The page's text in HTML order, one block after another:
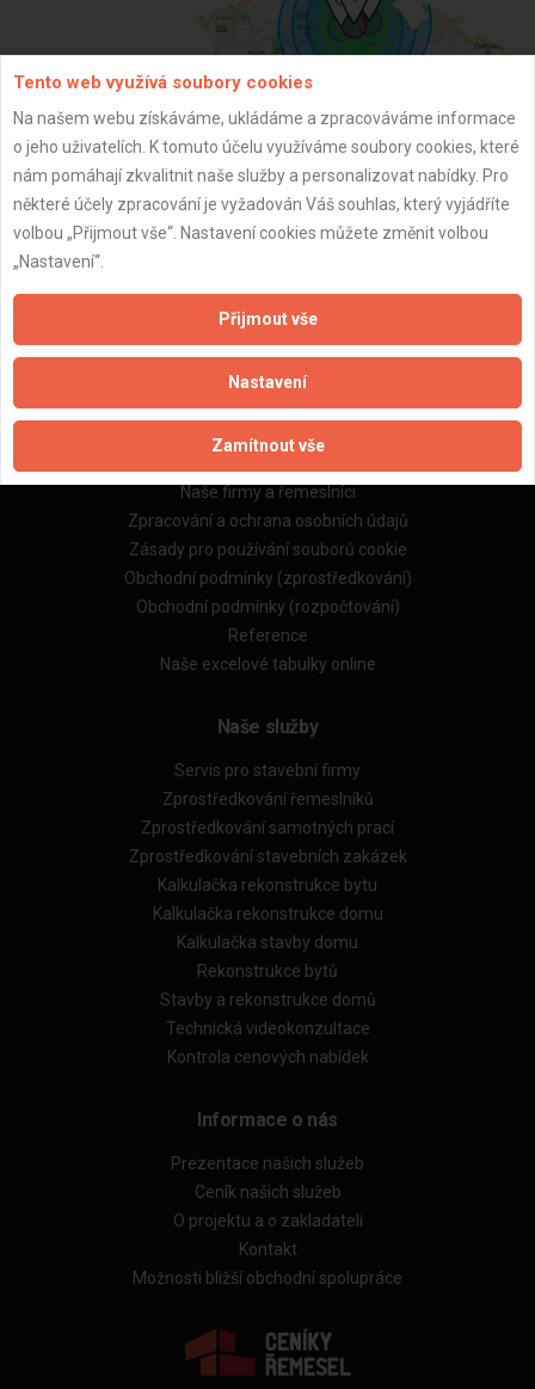
ZPĚT
Důležité informace
Naše firmy a řemeslníci
Zpracování a ochrana osobních údajů
Zásady pro používání souborů cookie
Obchodní podmínky (zprostředkování)
Obchodní podmínky (rozpočtování)
Reference
Naše excelové tabulky online
Naše služby
Servis pro stavební firmy
Zprostředkování řemeslníků
Zprostředkování samotných prací
Zprostředkování stavebních zakázek
Kalkulačka rekonstrukce bytu
Kalkulačka rekonstrukce domu
Kalkulačka stavby domu
Rekonstrukce bytů
Stavby a rekonstrukce domů
Technická videokonzultace
Kontrola cenových nabídek
Informace o nás
Prezentace našich služeb
Ceník našich služeb
O projektu a o zakladateli
Kontakt
Možnosti bližší obchodní spolupráce
Tento web využívá soubory cookies
Na našem webu získáváme, ukládáme a zpracováváme informace
o jeho uživatelích. K tomuto účelu využíváme soubory cookies, které
nám pomáhají zkvalitnit naše služby a personalizovat nabídky. Pro
některé účely zpracování je vyžadován Váš souhlas, který vyjádříte
volbou „Přijmout vše“. Nastavení cookies můžete změnit volbou
„Nastavení“.
Přijmout vše
Nastavení
Zamítnout vše